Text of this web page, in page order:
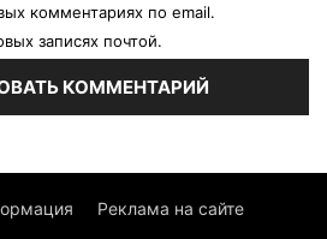
комментариях по email.
записях почтой.
Реклама на сайте